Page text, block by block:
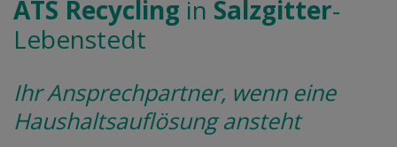
ATS Recycling in Salzgitter-
Lebenstedt
Ihr Ansprechpartner, wenn eine
Haushaltsauflösung ansteht